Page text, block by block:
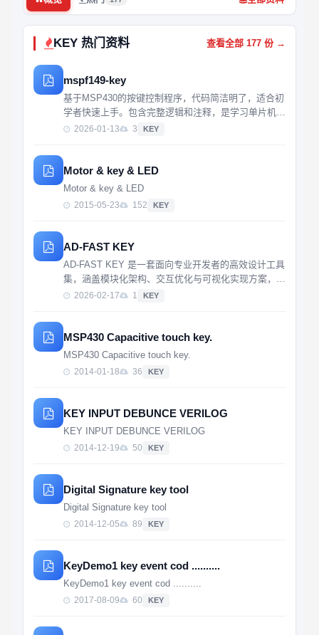
KEY 热门资料 查看全部 177 份 →
mspf149-key
基于MSP430的按键控制程序，代码简洁明了，适合初
学者快速上手。包含完整逻辑和注释，是学习单片机输
入处理的实用案例。
2026-01-13 3 KEY
Motor & key & LED
Motor & key & LED
2015-05-23 152 KEY
AD-FAST KEY
AD-FAST KEY 是一套面向专业开发者的高效设计工具
集，涵盖模块化架构、交互优化与可视化实现方案，适
用于快速构建高质量前端应用。
2026-02-17 1 KEY
MSP430 Capacitive touch key.
MSP430 Capacitive touch key.
2014-01-18 36 KEY
KEY INPUT DEBUNCE VERILOG
KEY INPUT DEBUNCE VERILOG
2014-12-19 50 KEY
Digital Signature key tool
Digital Signature key tool
2014-12-05 89 KEY
KeyDemo1 key event cod ..........
KeyDemo1 key event cod ..........
2017-08-09 60 KEY